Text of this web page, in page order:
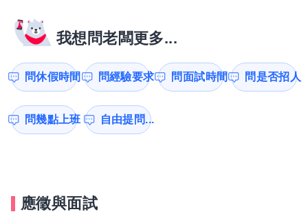
我想問老闆更多...
問休假時間 問經驗要求 問面試時間 問是否招人
問幾點上班 自由提問...
應徵與面試